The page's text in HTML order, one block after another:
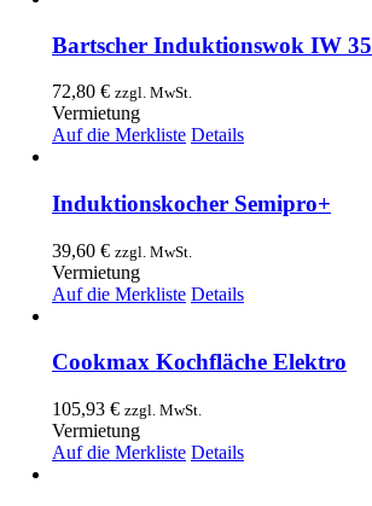
Bartscher Induktionswok IW 35
72,80 € zzgl. MwSt.
Vermietung
Auf die Merkliste Details
Induktionskocher Semipro+
39,60 € zzgl. MwSt.
Vermietung
Auf die Merkliste Details
Cookmax Kochfläche Elektro
105,93 € zzgl. MwSt.
Vermietung
Auf die Merkliste Details